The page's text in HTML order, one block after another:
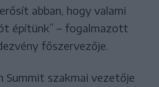
abban, hogy valami
építünk” – fogalmazott
főszervezője.
Summit szakmai vezetője